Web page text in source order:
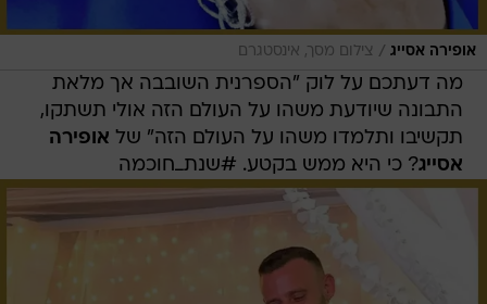
אופירה אסייג / צילום מסך, אינסטגרם
מה דעתכם על לוק "הספרנית השובבה אך מלאת
התבונה שיודעת משהו על העולם הזה אולי תשתקו,
תקשיבו ותלמדו משהו על העולם הזה" של אופירה
אסייג? כי היא ממש בקטע. #שנת_חוכמה